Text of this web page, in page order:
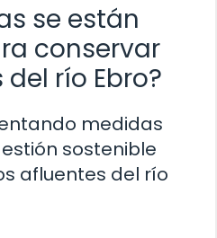
se están
conservar
río Ebro?
medidas
sostenible
afluentes del río